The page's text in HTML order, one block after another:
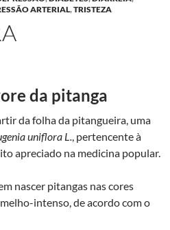
ARTERIAL,TRISTEZA
da pitanga
da folha da pitangueira, uma
uniflora L., pertencente à
apreciado na medicina popular.
nascer pitangas nas cores
intenso, de acordo com o